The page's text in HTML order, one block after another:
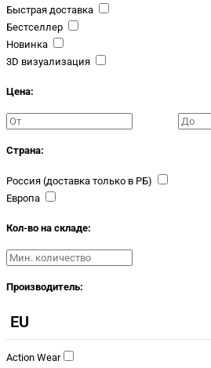
Быстрая доставка
Бестселлер
Новинка
3D визуализация
Цена:
Страна:
Россия (доставка только в РБ)
Европа
Кол-во на складе:
Производитель:
EU
Action Wear